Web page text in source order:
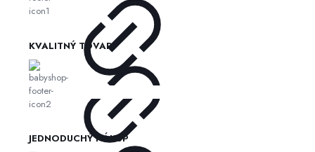
KVALITNÝ TOVAR
JEDNODUCHÝ NÁKUP